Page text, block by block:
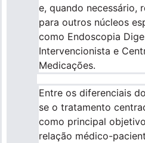
Profissionais da saúde
e, quando necessário,
para outros núcleos
como Endoscopia
Intervencionista e
Medicações.
Entre os diferenciais
se o tratamento
como principal
relação médico-